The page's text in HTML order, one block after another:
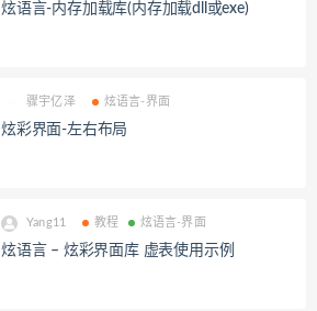
炫语言-内存加载库(内存加载dll或exe)
骤宇亿泽 炫语言-界面
炫彩界面-左右布局
Yang11 教程 炫语言-界面
炫语言 – 炫彩界面库 虚表使用示例